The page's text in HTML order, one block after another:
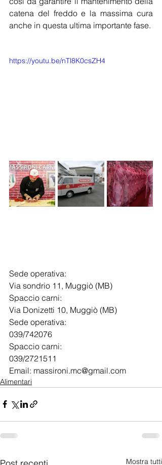
catena del freddo e la massima cura
anche in questa ultima importante fase.
https://youtu.be/nTl8K0csZH4
Sede operativa:
​Via sondrio 11, Muggiò (MB)
Spaccio carni:
Via Donizetti 10, Muggiò (MB)
Sede operativa:
039/742076
Spaccio carni:
039/2721511
Email: massironi.mc@gmail.com
Alimentari
Mostra tutti